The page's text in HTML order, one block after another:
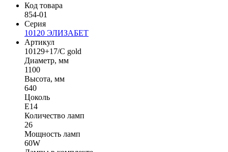
Код товара
854-01
Серия
10120 ЭЛИЗАБЕТ
Артикул
10129+17/C gold
Диаметр, мм
1100
Высота, мм
640
Цоколь
Е14
Количество ламп
26
Мощность ламп
60W